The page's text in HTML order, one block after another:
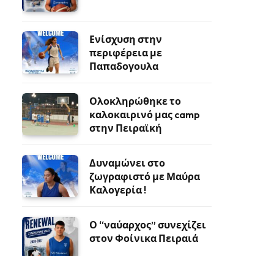
Ενίσχυση στην
περιφέρεια με
Παπαδογουλα
Ολοκληρώθηκε το
καλοκαιρινό μας camp
στην Πειραϊκή
Δυναμώνει στο
ζωγραφιστό με Μαύρα
Καλογερία !
Ο “ναύαρχος” συνεχίζει
στον Φοίνικα Πειραιά